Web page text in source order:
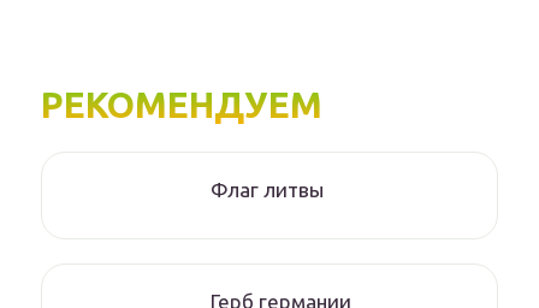
РЕКОМЕНДУЕМ
Флаг литвы
Герб германии